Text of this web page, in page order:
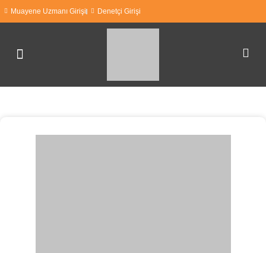
Muayene Uzmanı Girişi Denetçi Girişi